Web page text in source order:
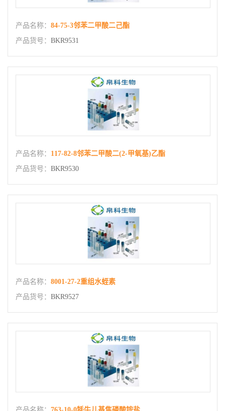
产品名称： 84-75-3邻苯二甲酸二己酯
产品货号： BKR9531
产品名称： 117-82-8邻苯二甲酸二(2-甲氧基)乙酯
产品货号： BKR9530
产品名称： 8001-27-2重组水蛭素
产品货号： BKR9527